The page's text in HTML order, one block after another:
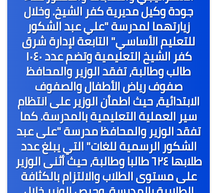
جودة وكيل مديرية كفر الشيخ. وخلال
زيارتهما لمدرسة "علي عبد الشكور
للتعليم الأساسي" التابعة لإدارة شرق
كفر الشيخ التعليمية وتضم عدد ١٠٤٠
طالب وطالبة، تفقد الوزير والمحافظ
صفوف رياض الأطفال والصفوف
الابتدائية، حيث اطمأن الوزير على انتظام
سير العملية التعليمية بالمدرسة. كما
تفقد الوزير والمحافظ مدرسة "على عبد
الشكور الرسمية للغات" التي يبلغ عدد
طلابها ٦٢٤ طالبا وطالبة، حيث أثنى الوزير
على مستوى الطلاب والالتزام بالكثافة